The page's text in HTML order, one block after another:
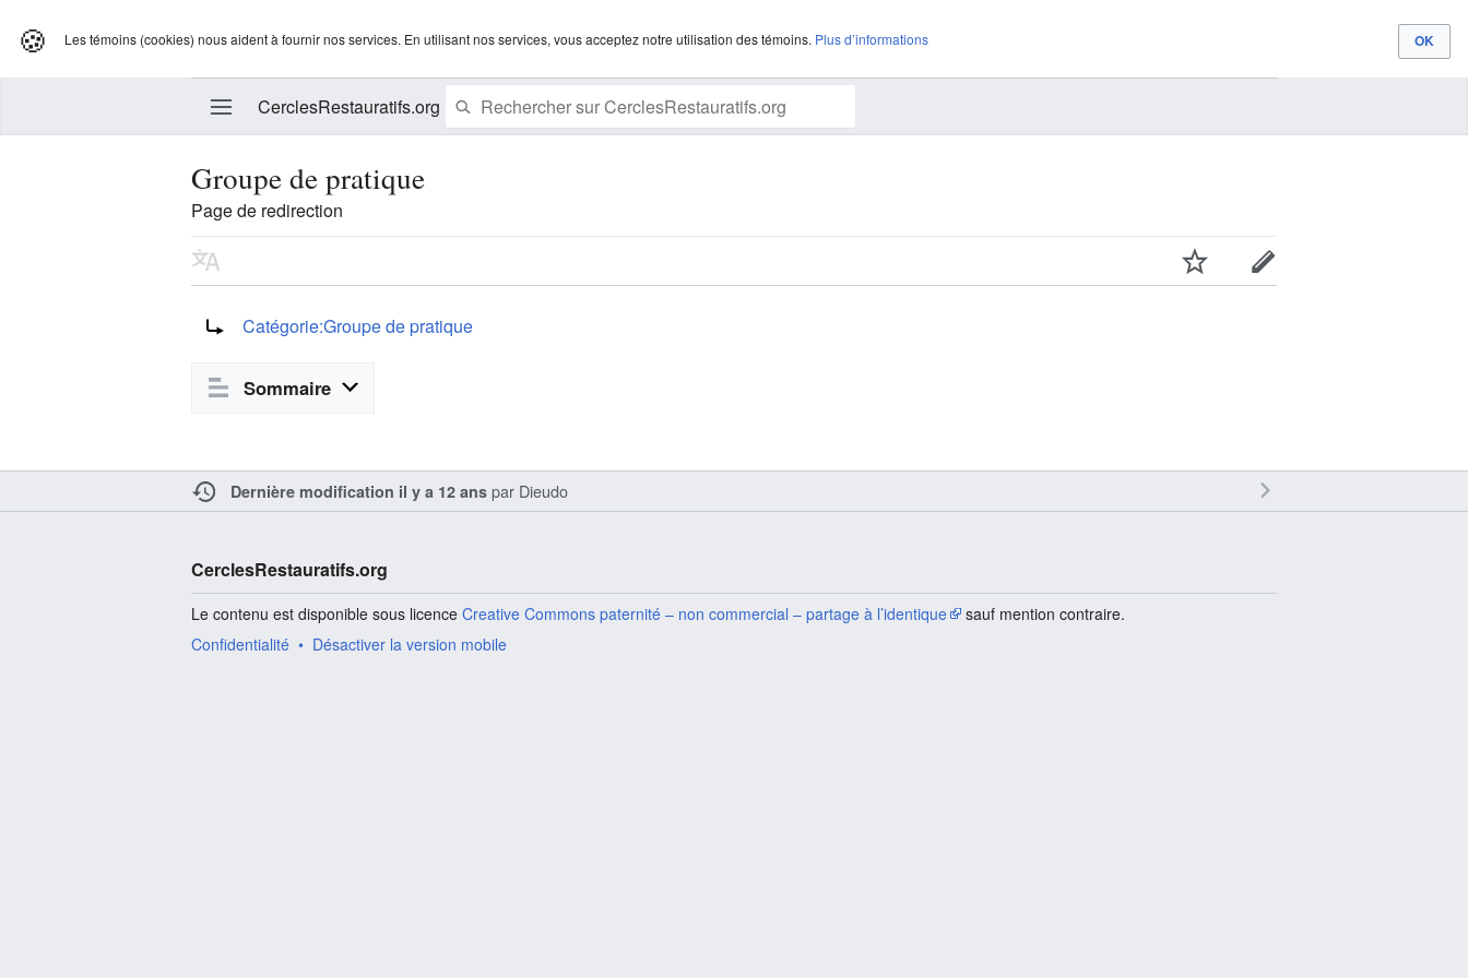
🍪 Les témoins (cookies) nous aident à fournir nos services. En utilisant nos services, vous acceptez notre utilisation des témoins. Plus d’informations
CerclesRestauratifs.org
Modifier
Groupe de pratique
Page de redirection
Catégorie:Groupe de pratique
Sommaire
Dernière modification il y a 12 ans par Dieudo
CerclesRestauratifs.org
Le contenu est disponible sous licenceCreative Commons paternité – non commercial – partage à l’identique
sauf mention contraire.
Confidentialité
Désactiver la version mobile